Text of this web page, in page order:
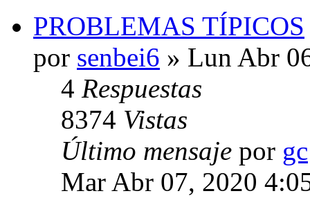
PROBLEMAS TÍPICOS
por senbei6 » Lun Abr
4 Respuestas
8374 Vistas
Último mensaje por gc
Mar Abr 07, 2020